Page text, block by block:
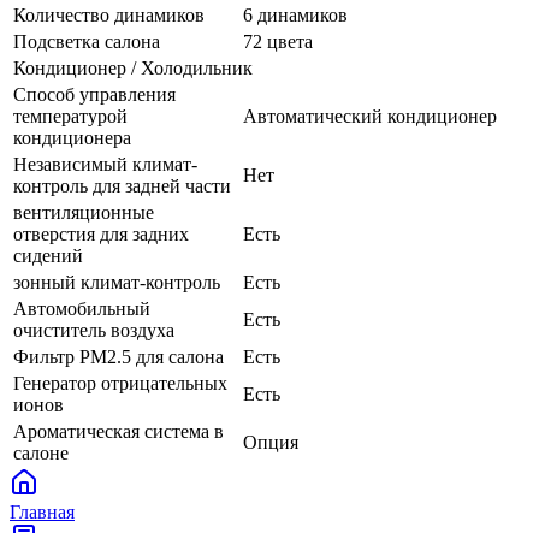
Количество динамиков
6 динамиков
Подсветка салона
72 цвета
Кондиционер / Холодильник
Способ управления
температурой
кондиционера
Автоматический кондиционер
Независимый климат-
контроль для задней части
Нет
вентиляционные
отверстия для задних
сидений
Есть
зонный климат-контроль
Есть
Автомобильный
очиститель воздуха
Есть
Фильтр PM2.5 для салона
Есть
Генератор отрицательных
ионов
Есть
Ароматическая система в
салоне
Опция
Главная